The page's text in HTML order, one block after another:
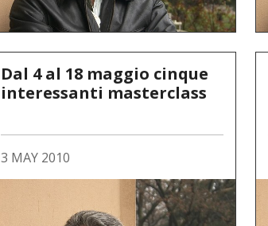
Dal 4 al 18 maggio cinque
interessanti masterclass
3 MAY 2010